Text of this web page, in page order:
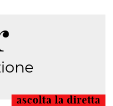
ascolta la diretta